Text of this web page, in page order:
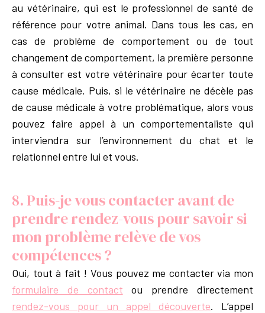
au vétérinaire, qui est le professionnel de santé de
référence pour votre animal. Dans tous les cas, en
cas de problème de comportement ou de tout
changement de comportement, la première personne
à consulter est votre vétérinaire pour écarter toute
cause médicale. Puis, si le vétérinaire ne décèle pas
de cause médicale à votre problématique, alors vous
pouvez faire appel à un comportementaliste qui
interviendra sur l’environnement du chat et le
relationnel entre lui et vous.
8. Puis-je vous contacter avant de
prendre rendez-vous pour savoir si
mon problème relève de vos
compétences ?
Oui, tout à fait ! Vous pouvez me contacter via mon
formulaire de contact ou prendre directement
rendez-vous pour un appel découverte. L’appel